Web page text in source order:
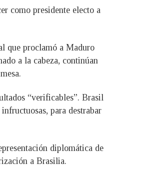
como presidente electo a
que proclamó a Maduro
a la cabeza, continúan
“verificables”. Brasil
para destrabar
diplomática de
a Brasilia.